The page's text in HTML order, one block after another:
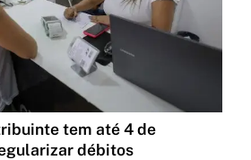
tem até 4 de
débitos